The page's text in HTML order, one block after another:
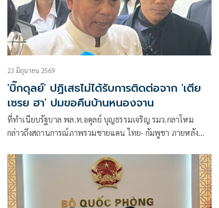
23 มิถุนายน 2569
'บิ๊กดุลย์' ปฏิเสธไม่ได้รับการติดต่อจาก 'เตีย
เซรย ฮา' ปมขอคืนบ้านหนองจาน
ที่ทำเนียบรัฐบาล พล.ท.อดุลย์ บุญธรรมเจริญ รมว.กลาโหม
กล่าวถึงสถานการณ์ภาพรวมชายแดน ไทย- กัมพูชา ภายหลัง